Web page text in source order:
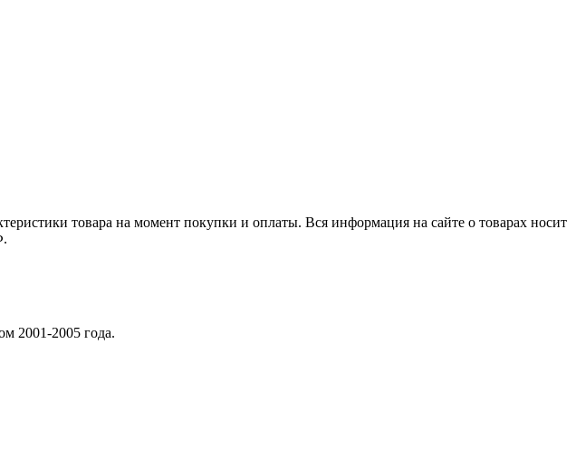
товара на момент покупки и оплаты. Вся информация на сайте о товарах носит
2001-2005 года.